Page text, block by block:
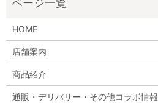
HOME
店舗案内
商品紹介
通販・デリバリー・その他コラボ情報